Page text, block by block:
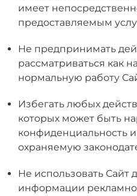
имеет
предоставляемым
Не предпринимать
рассматриваться как
нормальную работу
Избегать любых
которых может быть
конфиденциальность
охраняемую
Не использовать Сайт
информации